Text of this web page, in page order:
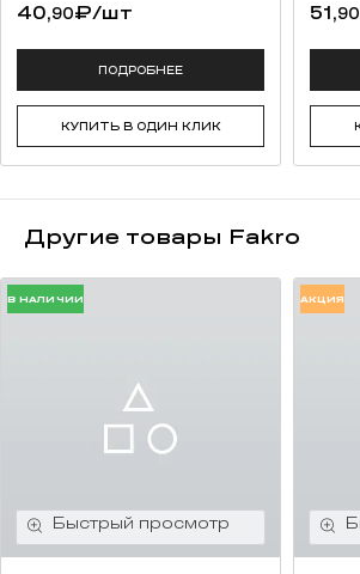
40,90₽/шт
ПОДРОБНЕЕ
КУПИТЬ В ОДИН КЛИК
51,90
Другие товары Fakro
В НАЛИЧИИ АКЦИЯ